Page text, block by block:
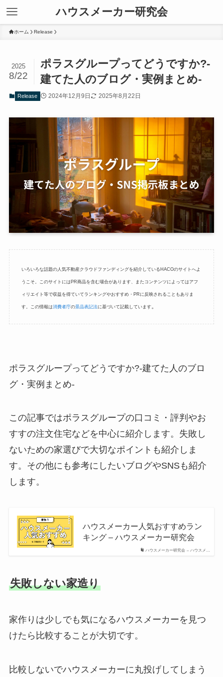
ハウスメーカー研究会
ホーム Release
ポラスグループってどうですか?-
建てた人のブログ・実例まとめ-
2025
8/22
Release 2024年12月9日 2025年8月22日
いろいろな話題の人気不動産クラウドファンディングを紹介しているHACOのサイトへよ
うこそ。このサイトにはPR商品を含む場合があります、またコンテンツによってはアフ
ィリエイト等で収益を得ていてランキングやおすすめ・PRに反映されることもありま
す。この情報は消費者庁の景品表記法に基づいて記載しています 。
ポラスグループってどうですか?-建てた人のブロ
グ・実例まとめ-
この記事ではポラスグループの口コミ・評判やお
すすの注文住宅などを中心に紹介します。失敗し
ないための家選びで大切なポイントも紹介しま
す。その他にも参考にしたいブログやSNSも紹介
します。
ハウスメーカー研究会 – ハウスメ…
ハウスメーカー人気おすすめラン
キング – ハウスメーカー研究会
失敗しない家造り
家作りは少しでも気になるハウスメーカーを見つ
けたら比較することが大切です。
比較しないでハウスメーカーに丸投げしてしまう